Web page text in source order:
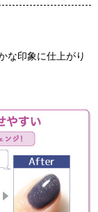
な印象に仕上がり